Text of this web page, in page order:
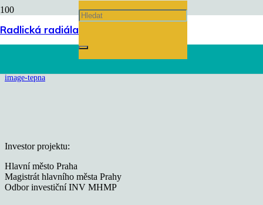
Radlická radiála
image-tepna
image-tepna
Investor projektu:
Hlavní město Praha
Magistrát hlavního města Prahy
Odbor investiční INV MHMP